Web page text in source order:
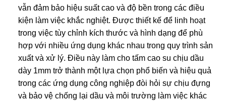
vẫn đảm bảo hiệu suất cao và độ bền trong các điều
kiện làm việc khắc nghiệt. Được thiết kế để linh hoạt
trong việc tùy chỉnh kích thước và hình dạng để phù
hợp với nhiều ứng dụng khác nhau trong quy trình sản
xuất và xử lý. Điều này làm cho tấm cao su chịu dầu
dày 1mm trở thành một lựa chọn phổ biến và hiệu quả
trong các ứng dụng công nghiệp đòi hỏi sự chịu đựng
và bảo vệ chống lại dầu và môi trường làm việc khác